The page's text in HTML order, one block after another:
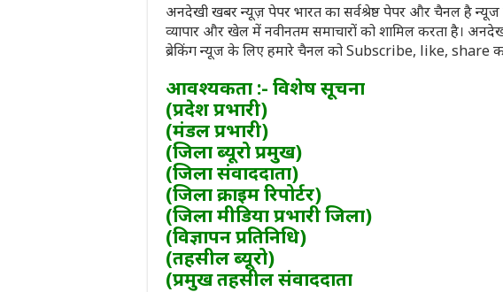
अनदेखी खबर न्यूज़ पेपर भारत का सर्वश्रेष्ठ पेपर और चैनल है न्यूज
व्यापार और खेल में नवीनतम समाचारों को शामिल करता है।
ब्रेकिंग न्यूज के लिए हमारे चैनल को Subscribe, like, share
आवश्यकता :- विशेष सूचना
(प्रदेश प्रभारी)
(मंडल प्रभारी)
(जिला ब्यूरो प्रमुख)
(जिला संवाददाता)
(जिला क्राइम रिपोर्टर)
(जिला मीडिया प्रभारी जिला)
(विज्ञापन प्रतिनिधि)
(तहसील ब्यूरो)
(प्रमुख तहसील संवाददाता